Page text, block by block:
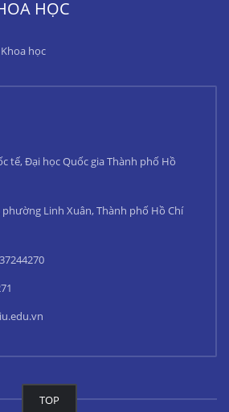
HỌC
học
tế, Đại học Quốc gia Thành phố Hồ
Linh Xuân, Thành phố Hồ Chí
TOP